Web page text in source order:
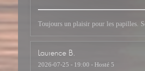
Toujours un plaisir pour les papilles.
Laurence B
2026-07-25 - 19:00 - Hosté 5